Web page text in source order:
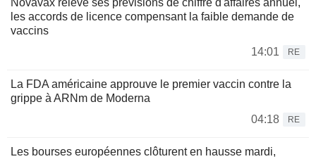
Novavax relève ses prévisions de chiffre d'affaires annuel,
les accords de licence compensant la faible demande de
vaccins
14:01
RE
La FDA américaine approuve le premier vaccin contre la
grippe à ARNm de Moderna
04:18
RE
Les bourses européennes clôturent en hausse mardi,